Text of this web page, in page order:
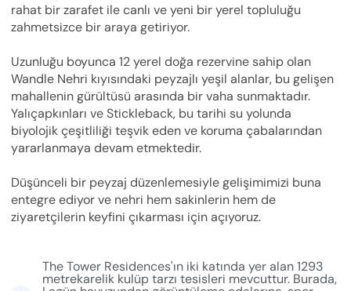
rahat bir zarafet ile canlı ve yeni bir yerel topluluğu
zahmetsizce bir araya getiriyor.
Uzunluğu boyunca 12 yerel doğa rezervine sahip olan
Wandle Nehri kıyısındaki peyzajlı yeşil alanlar, bu gelişen
mahallenin gürültüsü arasında bir vaha sunmaktadır.
Yalıçapkınları ve Stickleback, bu tarihi su yolunda
biyolojik çeşitliliği teşvik eden ve koruma çabalarından
yararlanmaya devam etmektedir.
Düşünceli bir peyzaj düzenlemesiyle gelişimimizi buna
entegre ediyor ve nehri hem sakinlerin hem de
ziyaretçilerin keyfini çıkarması için açıyoruz.
The Tower Residences'ın iki katında yer alan 1293
metrekarelik kulüp tarzı tesisleri mevcuttur. Burada,